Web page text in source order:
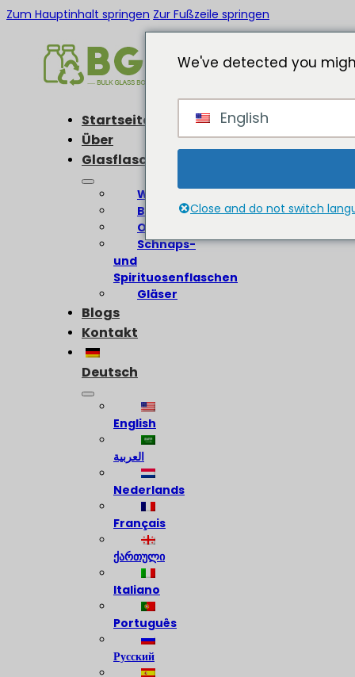
Zum Hauptinhalt springen Zur Fußzeile springen
Startseite
Über
Glasflaschen
Weinflaschen
Bierflaschen
Olivenölflaschen
Schnaps-
und
Spirituosenflaschen
Gläser
Blogs
Kontakt
Deutsch
English
العربية
Nederlands
Français
ქართული
Italiano
Português
Русский
We've detected you
English
Close and do not switch